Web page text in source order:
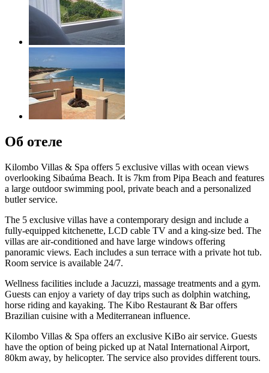
Об отеле
Kilombo Villas & Spa offers 5 exclusive villas with ocean views
overlooking Sibaúma Beach. It is 7km from Pipa Beach and features
a large outdoor swimming pool, private beach and a personalized
butler service.
The 5 exclusive villas have a contemporary design and include a
fully-equipped kitchenette, LCD cable TV and a king-size bed. The
villas are air-conditioned and have large windows offering
panoramic views. Each includes a sun terrace with a private hot tub.
Room service is available 24/7.
Wellness facilities include a Jacuzzi, massage treatments and a gym.
Guests can enjoy a variety of day trips such as dolphin watching,
horse riding and kayaking. The Kibo Restaurant & Bar offers
Brazilian cuisine with a Mediterranean influence.
Kilombo Villas & Spa offers an exclusive KiBo air service. Guests
have the option of being picked up at Natal International Airport,
80km away, by helicopter. The service also provides different tours.